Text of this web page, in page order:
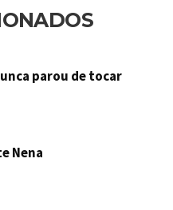
parou de tocar
Nena